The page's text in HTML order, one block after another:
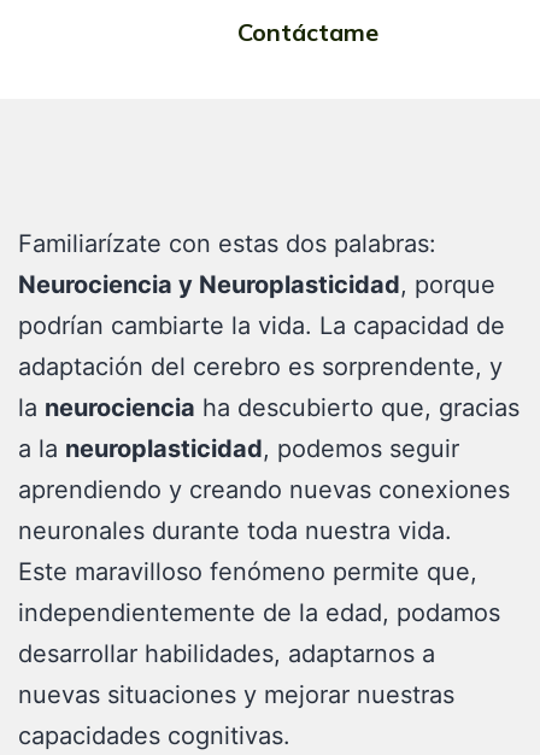
Contáctame
Familiarízate con estas dos palabras:
Neurociencia y Neuroplasticidad, porque
podrían cambiarte la vida. La capacidad de
adaptación del cerebro es sorprendente, y
la neurociencia ha descubierto que, gracias
a la neuroplasticidad, podemos seguir
aprendiendo y creando nuevas conexiones
neuronales durante toda nuestra vida.
Este maravilloso fenómeno permite que,
independientemente de la edad, podamos
desarrollar habilidades, adaptarnos a
nuevas situaciones y mejorar nuestras
capacidades cognitivas.